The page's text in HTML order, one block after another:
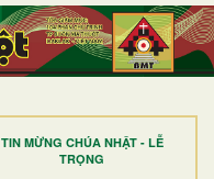
TIN MỪNG CHÚA NHẬT - LỄ
TRỌNG